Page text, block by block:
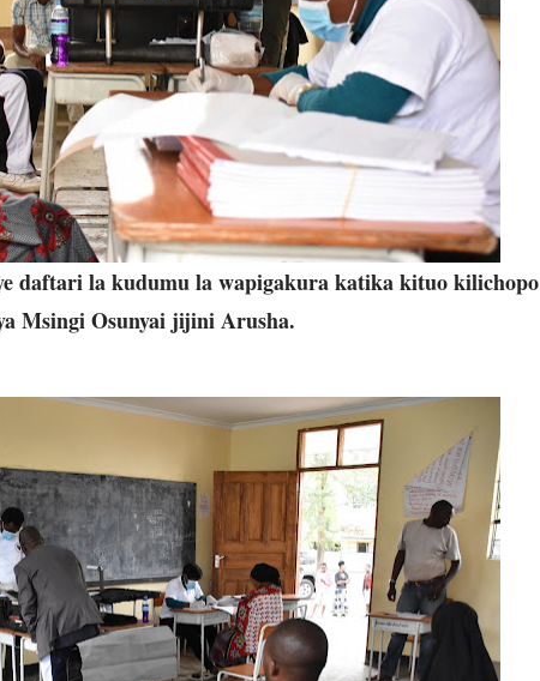
daftari la kudumu la wapigakura katika kituo kilichopo
Msingi Osunyai jijini Arusha.